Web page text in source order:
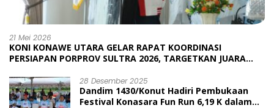
21 Mei 2026
KONI KONAWE UTARA GELAR RAPAT KOORDINASI
PERSIAPAN PORPROV SULTRA 2026, TARGETKAN JUARA
28 Desember 2025
Dandim 1430/Konut Hadiri Pembukaan
Festival Konasara Fun Run 6,19 K dalam